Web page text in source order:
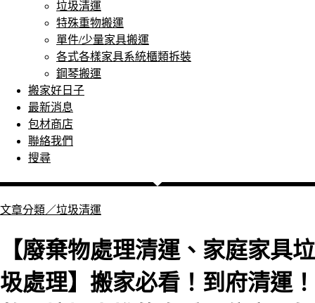
垃圾清運
特殊重物搬運
單件/少量家具搬運
各式各樣家具系統櫃類拆裝
鋼琴搬運
搬家好日子
最新消息
包材商店
聯絡我們
搜尋
文章分類／垃圾清運
【廢棄物處理清運、家庭家具垃
圾處理】搬家必看！到府清運！